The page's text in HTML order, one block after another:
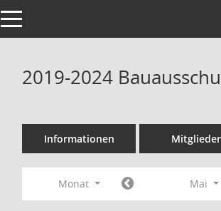
Toggle navigation
2019-2024
Informationen Mitglieder
Monat Mai